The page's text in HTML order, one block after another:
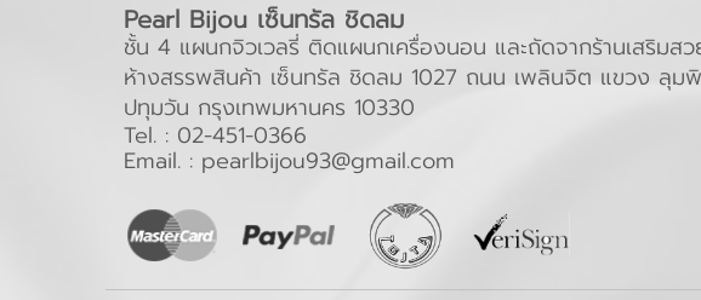
Pearl Bijou เซ็นทรัล ชิดลม
ชั้น 4 แผนกจิวเวลรี่ ติดแผนกเครื่องนอน และถัดจากร้านเสริมส
ห้างสรรพสินค้า เซ็นทรัล ชิดลม 1027 ถนน เพลินจิต แขวง ลุม
ปทุมวัน กรุงเทพมหานคร 10330
Tel. : 02-451-0366
Email. : pearlbijou93@gmail.com